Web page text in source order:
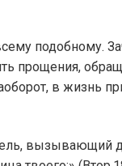
подобному.
прощения,
в жизнь
вызывающий